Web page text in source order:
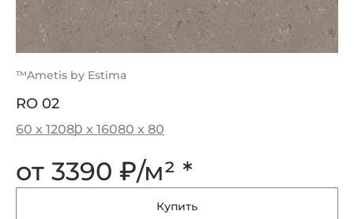
™Ametis by Estima
RO 02
60 x 12080 x 16080 x 80
от 3390 ₽/м² *
Купить